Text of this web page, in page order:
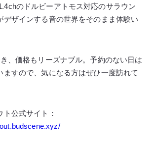
のドルビーアトモス対応のサラウン
デザインする音の世界をそのまま体験い
、価格もリーズナブル。予約のない日は
ますので、気になる方はぜひ一度訪れて
公式サイト：